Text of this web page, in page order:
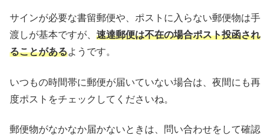
サインが必要な書留郵便や、ポストに入らない郵便物は手
渡しが基本ですが、 速達郵便は不在の場合ポスト投函され
ることがあるようです。
いつもの時間帯に郵便が届いていない場合は、夜間にも再
度ポストをチェックしてくださいね。
郵便物がなかなか届かないときは、問い合わせをして確認